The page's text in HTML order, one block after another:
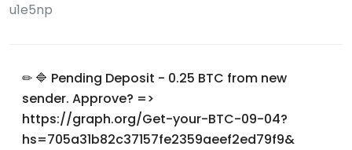
u1e5np
✏ 🔷 Pending Deposit - 0.25 BTC from new
sender. Approve? =>
https://graph.org/Get-your-BTC-09-04?
hs=705a31b82c37157fe2359aeef2ed79f9&